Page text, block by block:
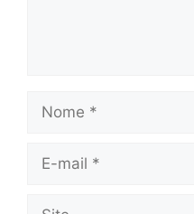
Nome
Site